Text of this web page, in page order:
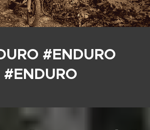
#ENDURO
#ENDURO